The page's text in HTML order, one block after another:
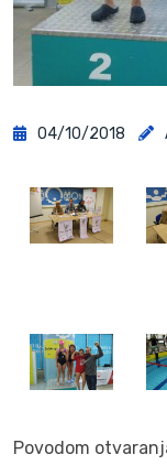
04/10/2018
Povodom